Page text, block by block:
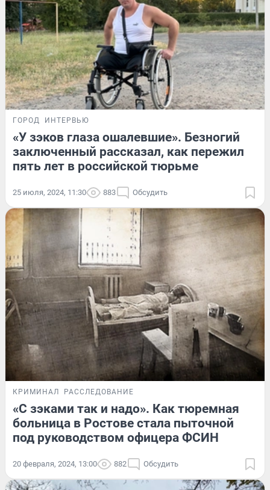
ГОРОД ИНТЕРВЬЮ
«У зэков глаза ошалевшие». Безногий
заключенный рассказал, как пережил
пять лет в российской тюрьме
25 июля, 2024, 11:30 883 Обсудить
КРИМИНАЛ РАССЛЕДОВАНИЕ
«С зэками так и надо». Как тюремная
больница в Ростове стала пыточной
под руководством офицера ФСИН
20 февраля, 2024, 13:00 882 Обсудить